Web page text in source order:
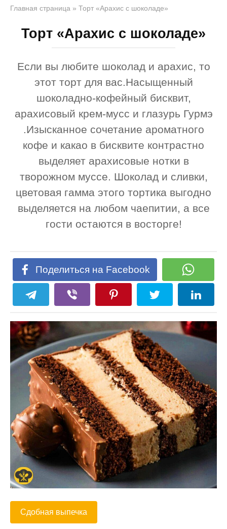
Главная страница » Торт «Арахис с шоколаде»
Торт «Арахис с шоколаде»
Если вы любите шоколад и арахис, то
этот торт для вас.Насыщенный
шоколадно-кофейный бисквит,
арахисовый крем-мусс и глазурь Гурмэ
.Изысканное сочетание ароматного
кофе и какао в бисквите контрастно
выделяет арахисовые нотки в
творожном муссе. Шоколад и сливки,
цветовая гамма этого тортика выгодно
выделяется на любом чаепитии, а все
гости остаются в восторге!
Поделиться на Facebook
Сдобная выпечка